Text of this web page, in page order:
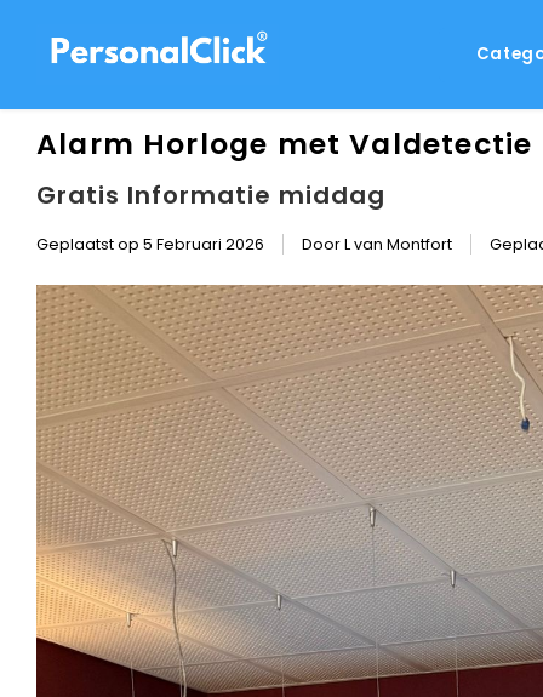
Alarm Horloge met Valdetectie
Gratis Informatie middag
Geplaatst op 5 Februari 2026 Door L van Montfort